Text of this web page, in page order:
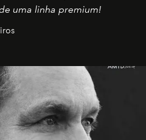
uma linha premium!